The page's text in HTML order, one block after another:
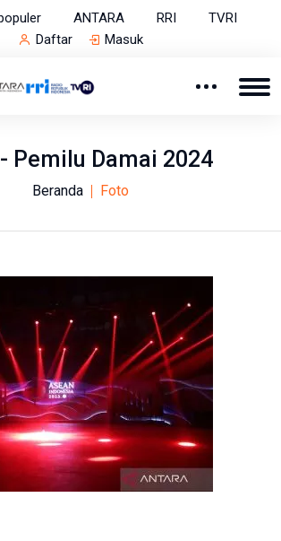
ANTARA RRI
TVRI
Daftar
Masuk
Pemilu Damai 2024
Beranda Foto